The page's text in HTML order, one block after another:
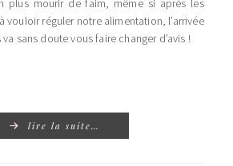
plus mourir de faim, même si après les
vouloir réguler notre alimentation, l’arrivée
sans doute vous faire changer d’avis !
lire la suite…